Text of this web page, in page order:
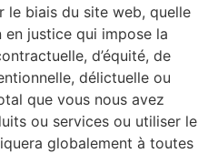
le biais du site web, quelle
en justice qui impose la
d’équité, de
délictuelle ou
que vous nous avez
ou services ou utiliser le
globalement à toutes